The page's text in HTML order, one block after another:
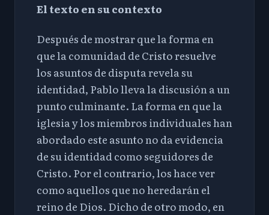
El texto en su contexto
Después de mostrar que la forma en
que la comunidad de Cristo resuelve
los asuntos de disputa revela su
identidad, Pablo lleva la discusión a un
punto culminante. La forma en que la
iglesia y los miembros individuales han
abordado este asunto no da evidencia
de su identidad como seguidores de
Cristo. Por el contrario, los hace ver
como aquellos que no heredarán el
reino de Dios. Dicho de otro modo, en